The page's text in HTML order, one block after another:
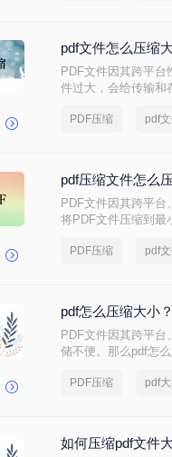
pdf文件怎么压缩
PDF文件因其跨平
件过大，会给传输和
PDF压缩
pdf压缩文件怎么
PDF文件因其跨平
将PDF文件压缩到最
PDF压缩
pdf怎么压缩大小
PDF文件因其跨平
储不便。那么pdf怎
PDF压缩
如何压缩pdf文件